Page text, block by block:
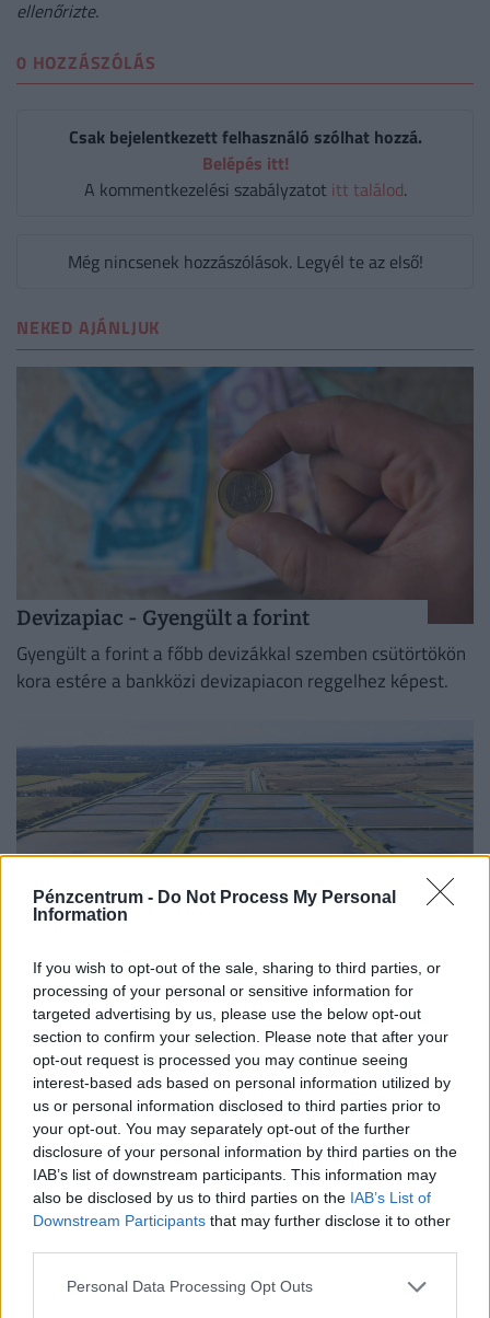
Pénzcentrum - Do Not Process My Personal
Information
If you wish to opt-out of the sale, sharing to third parties, or
processing of your personal or sensitive information for
targeted advertising by us, please use the below opt-out
section to confirm your selection. Please note that after your
opt-out request is processed you may continue seeing
interest-based ads based on personal information utilized by
us or personal information disclosed to third parties prior to
your opt-out. You may separately opt-out of the further
disclosure of your personal information by third parties on the
IAB’s list of downstream participants. This information may
also be disclosed by us to third parties on the IAB’s List of
Downstream Participants that may further disclose it to other
Personal Data Processing Opt Outs
ellenőrizte.
0 HOZZÁSZÓLÁS
Csak bejelentkezett felhasználó szólhat hozzá.
Belépés itt!
A kommentkezelési szabályzatot itt találod.
Még nincsenek hozzászólások. Legyél te az első!
NEKED AJÁNLJUK
Devizapiac - Gyengült a forint
Gyengült a forint a főbb devizákkal szemben csütörtökön
kora estére a bankközi devizapiacon reggelhez képest.
Végveszélyben a magyar halastavak:
emberfeletti küzdelem folyik a
katasztrófa ellen
a hazai halgazdálkodók emberfeletti erőfeszítésekkel
küzdenek a tavak megmentéséért